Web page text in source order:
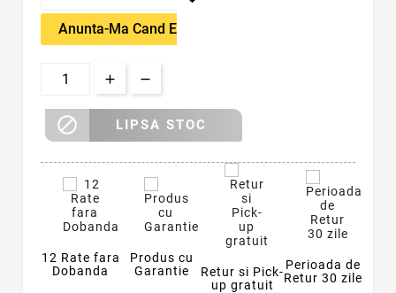
Anunta-Ma Cand Este Disponibil
 LIPSA STOC
12 Rate fara
Dobanda
Produs cu
Garantie
Retur si Pick-
up gratuit
Perioada de
Retur 30 zile